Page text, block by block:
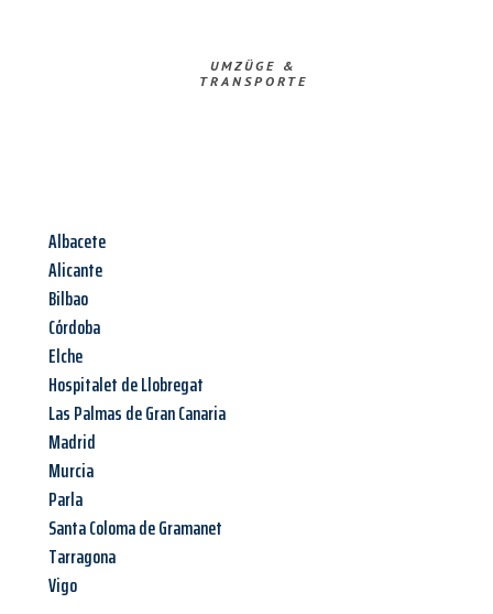
UMZÜGE &
TRANSPORTE
Albacete
Alicante
Bilbao
Córdoba
Elche
Hospitalet de Llobregat
Las Palmas de Gran Canaria
Madrid
Murcia
Parla
Santa Coloma de Gramanet
Tarragona
Vigo